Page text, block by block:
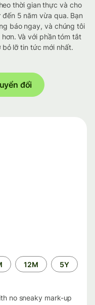
thời gian thực và cho
5 năm vừa qua. Bạn
báo ngay, và chúng tôi
Và với phần tóm tắt
lỡ tin tức mới nhất.
đổi
12M 5Y
no sneaky mark-up